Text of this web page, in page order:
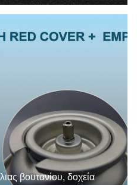
βουτανίου, δοχεία